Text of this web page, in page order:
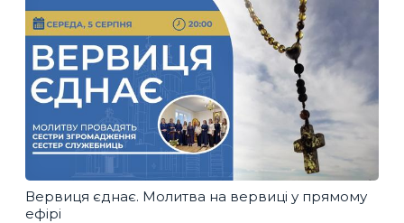
Вервиця єднає. Молитва на вервиці у прямому
ефірі